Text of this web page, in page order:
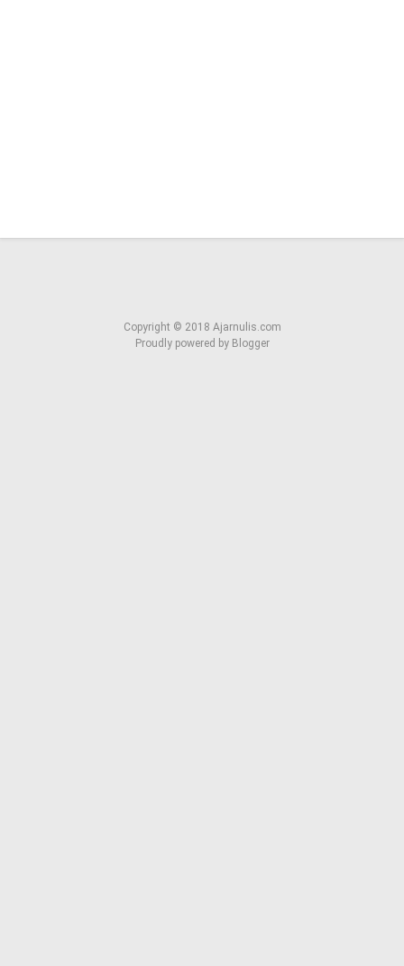
Copyright © 2018 Ajarnulis.com
Proudly powered by Blogger